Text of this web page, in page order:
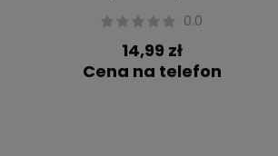
0.0
14,99 zł
Cena na telefon